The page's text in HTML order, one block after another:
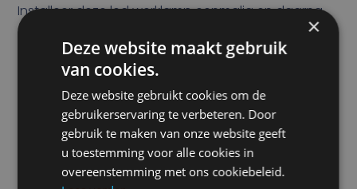
Installeer deze led werklamp eenmalig en daarna
heb je dankzij de lange levensduur geen omkijken
meer naar de lamp. Mede vanwege de
energiezuinige lampen in de EW2440 is de
levensduur op 80 000 uur geschat.
×
Deze website maakt gebruik
van cookies.
Deze website gebruikt cookies om de
gebruikerservaring te verbeteren. Door
gebruik te maken van onze website geeft
u toestemming voor alle cookies in
overeenstemming met ons cookiebeleid.